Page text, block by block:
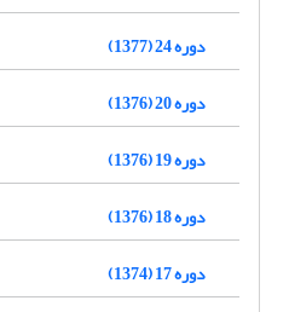
دوره 24 (1377)
دوره 20 (1376)
دوره 19 (1376)
دوره 18 (1376)
دوره 17 (1374)